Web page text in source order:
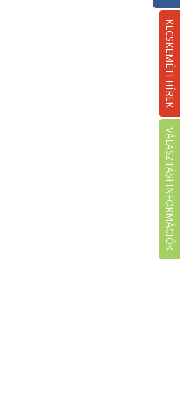
KECSKEMÉTI HÍREK
VÁLASZTÁSI INFORMÁCIÓK